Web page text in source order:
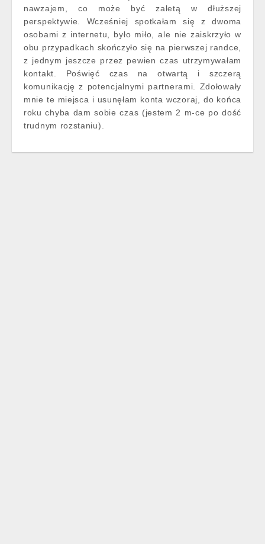
nawzajem, co może być zaletą w dłuższej
perspektywie. Wcześniej spotkałam się z dwoma
osobami z internetu, było miło, ale nie zaiskrzyło w
obu przypadkach skończyło się na pierwszej randce,
z jednym jeszcze przez pewien czas utrzymywałam
kontakt. Poświęć czas na otwartą i szczerą
komunikację z potencjalnymi partnerami. Zdołowały
mnie te miejsca i usunęłam konta wczoraj, do końca
roku chyba dam sobie czas (jestem 2 m-ce po dość
trudnym rozstaniu).